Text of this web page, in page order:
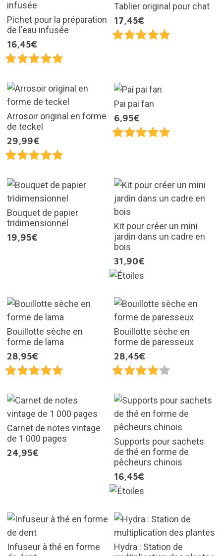
Pichet pour la préparation
de l'eau infusée
16,45€
Tablier original pour chat
17,45€
Arrosoir original en forme
de teckel
29,99€
Pai pai fan
6,95€
Bouquet de papier
tridimensionnel
19,95€
Kit pour créer un mini
jardin dans un cadre en
bois
31,90€
Bouillotte sèche en
forme de lama
28,95€
Bouillotte sèche en
forme de paresseux
28,45€
Carnet de notes vintage
de 1 000 pages
24,95€
Supports pour sachets
de thé en forme de
pêcheurs chinois
16,45€
Infuseur à thé en forme
Hydra : Station de